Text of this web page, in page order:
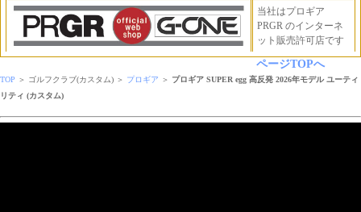
当社はプロギア
PRGR のインターネ
ット販売許可店です
ページTOPへ
TOP ＞ ゴルフクラブ(カスタム) ＞ プロギア ＞ プロギア SUPER egg 高反発 2026年モデル ユーティ
リティ (カスタム)